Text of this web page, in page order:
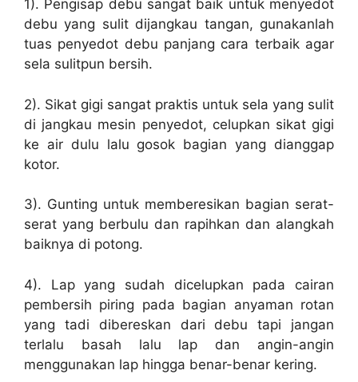
1). Pengisap debu sangat baik untuk menyedot
debu yang sulit dijangkau tangan, gunakanlah
tuas penyedot debu panjang cara terbaik agar
sela sulitpun bersih.
2). Sikat gigi sangat praktis untuk sela yang sulit
di jangkau mesin penyedot, celupkan sikat gigi
ke air dulu lalu gosok bagian yang dianggap
kotor.
3). Gunting untuk memberesikan bagian serat-
serat yang berbulu dan rapihkan dan alangkah
baiknya di potong.
4). Lap yang sudah dicelupkan pada cairan
pembersih piring pada bagian anyaman rotan
yang tadi dibereskan dari debu tapi jangan
terlalu basah lalu lap dan angin-angin
menggunakan lap hingga benar-benar kering.